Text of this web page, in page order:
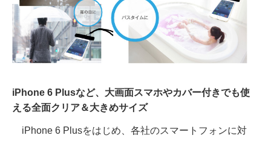
iPhone 6 Plusなど、大画面スマホやカバー付きでも使
える全面クリア＆大きめサイズ
iPhone 6 Plusをはじめ、各社のスマートフォンに対